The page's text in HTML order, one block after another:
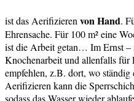
ist das Aerifizierenvon Hand.
Ehrensache. Für 100 m² eine
ist die Arbeit getan… Im Ernst –
Knochenarbeit und allenfalls für
empfehlen, z.B. dort, wo ständig
Aerifizieren kann die
sodass das Wasser wieder